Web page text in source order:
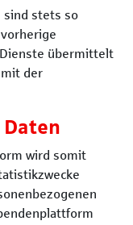
sind stets so
übermittelt
mit der
wird somit